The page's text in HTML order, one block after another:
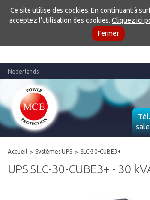
Ce site utilise des cookies. En continuant à
acceptez l'utilisation des cookies. Cliquez ici
Fermer
Nederlands
Accueil Systèmes UPS SLC-30-CUBE3+
UPS SLC-30-CUBE3+ - 30